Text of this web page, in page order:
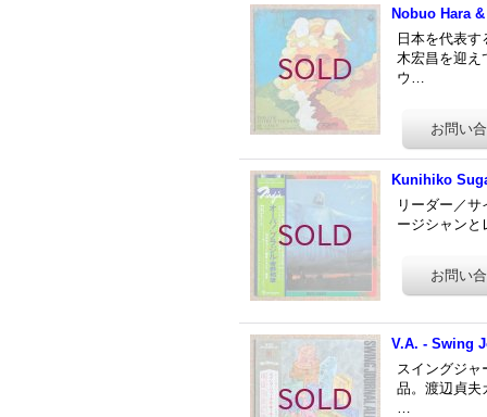
Nobuo Hara
日本を代表
木宏昌を迎え
ウ…
Kunihiko
リーダー／
ージシャン
V.A. - Swing
スイングジャ
品。渡辺貞夫
…